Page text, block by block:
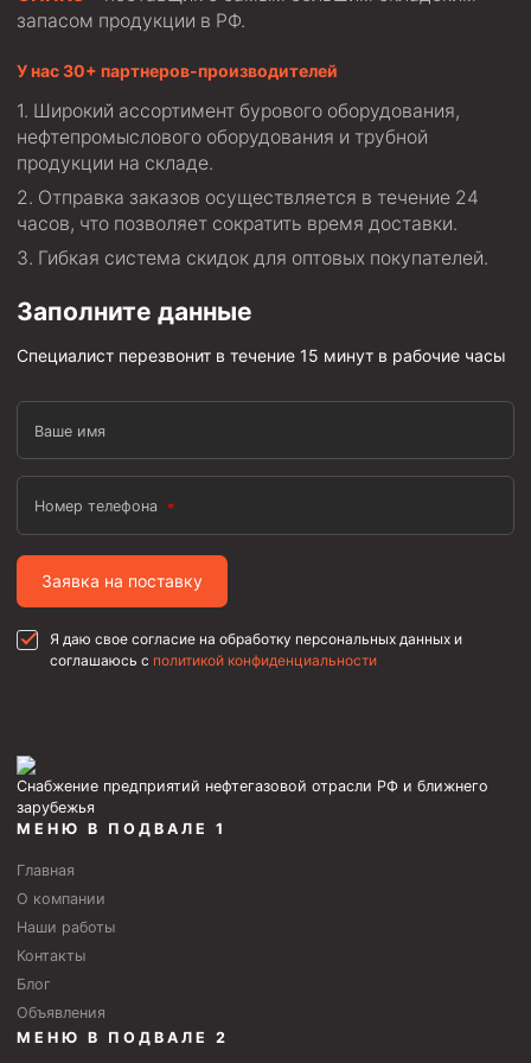
Муфта ОТТМ 146
Муфта БТС 324
Муфта БТС 245
Муфта БТС 178
Муфта БТС 168
Муфта ОТТМ 127
Муфта ОТТМ 245
Муфта ОТТМ 324
Муфта ОТТМ 168
Муфта ОТТМ 114
Муфта ОТТГ 168
Муфта ОТТГ 146
Муфта ОТТГ 127
Муфта ОТТГ 114
высокого давления
Задвижки буровые
Буровые насосы
Противовыбросовое оборудование
Буровые установки
запасом продукции в РФ.
У нас 30+ партнеров-производителей
Широкий ассортимент бурового оборудования,
нефтепромыслового оборудования и трубной
продукции на складе.
Отправка заказов осуществляется в течение 24
часов, что позволяет сократить время доставки.
Гибкая система скидок для оптовых покупателей.
Заполните данные
Специалист перезвонит в течение 15 минут в рабочие часы
Ваше имя
Номер телефона
Заявка на поставку
Я даю свое согласие на обработку персональных данных и
соглашаюсь с политикой конфиденциальности
Снабжение предприятий нефтегазовой отрасли РФ и ближнего
зарубежья
МЕНЮ В ПОДВАЛЕ 1
Главная
О компании
Наши работы
Контакты
Блог
Объявления
МЕНЮ В ПОДВАЛЕ 2